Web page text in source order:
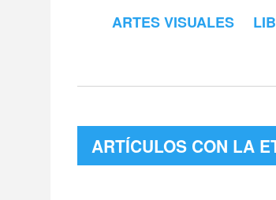
ARTES VISUALES
ARTÍCULOS CON LA